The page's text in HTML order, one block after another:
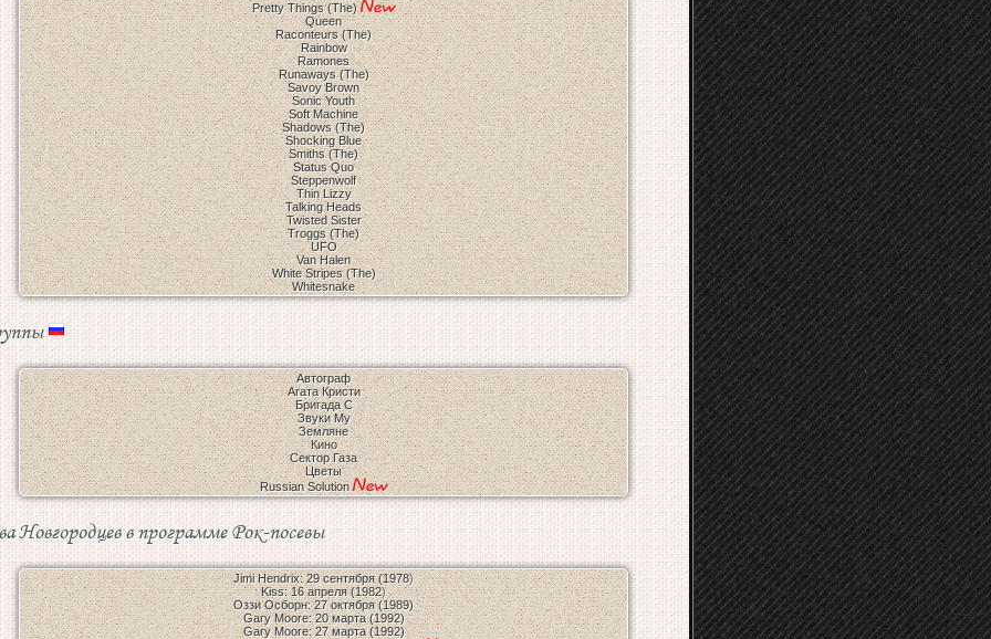
Pretty Things (The)
Queen
Raconteurs (The)
Rainbow
Ramones
Runaways (The)
Savoy Brown
Sonic Youth
Soft Machine
Shadows (The)
Shocking Blue
Smiths (The)
Status Quo
Steppenwolf
Thin Lizzy
Talking Heads
Twisted Sister
Troggs (The)
UFO
Van Halen
White Stripes (The)
Whitesnake
Автограф
Агата Кристи
Бригада С
Звуки Му
Земляне
Кино
Сектор Газа
Цветы
Russian Solution
Новгородцев в программе Рок-посевы
Jimi Hendrix: 29 сентября (1978)
Kiss: 16 апреля (1982)
Оззи Осборн: 27 октября (1989)
Gary Moore: 20 марта (1992)
Gary Moore: 27 марта (1992)